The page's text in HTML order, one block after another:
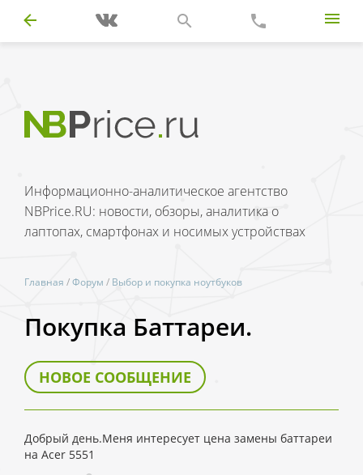
Информационно-аналитическое агентство
NBPrice.RU: новости, обзоры, аналитика о
лаптопах, смартфонах и носимых устройствах
Главная /Форум / Выбор и покупка ноутбуков
Покупка Баттареи.
НОВОЕ СООБЩЕНИЕ
Добрый день.Меня интересует цена замены баттареи
на Acer 5551